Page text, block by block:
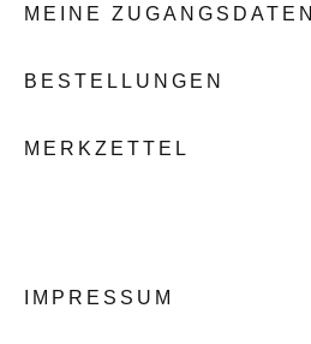
MEINE ZUGANGSDATEN
BESTELLUNGEN
MERKZETTEL
IMPRESSUM